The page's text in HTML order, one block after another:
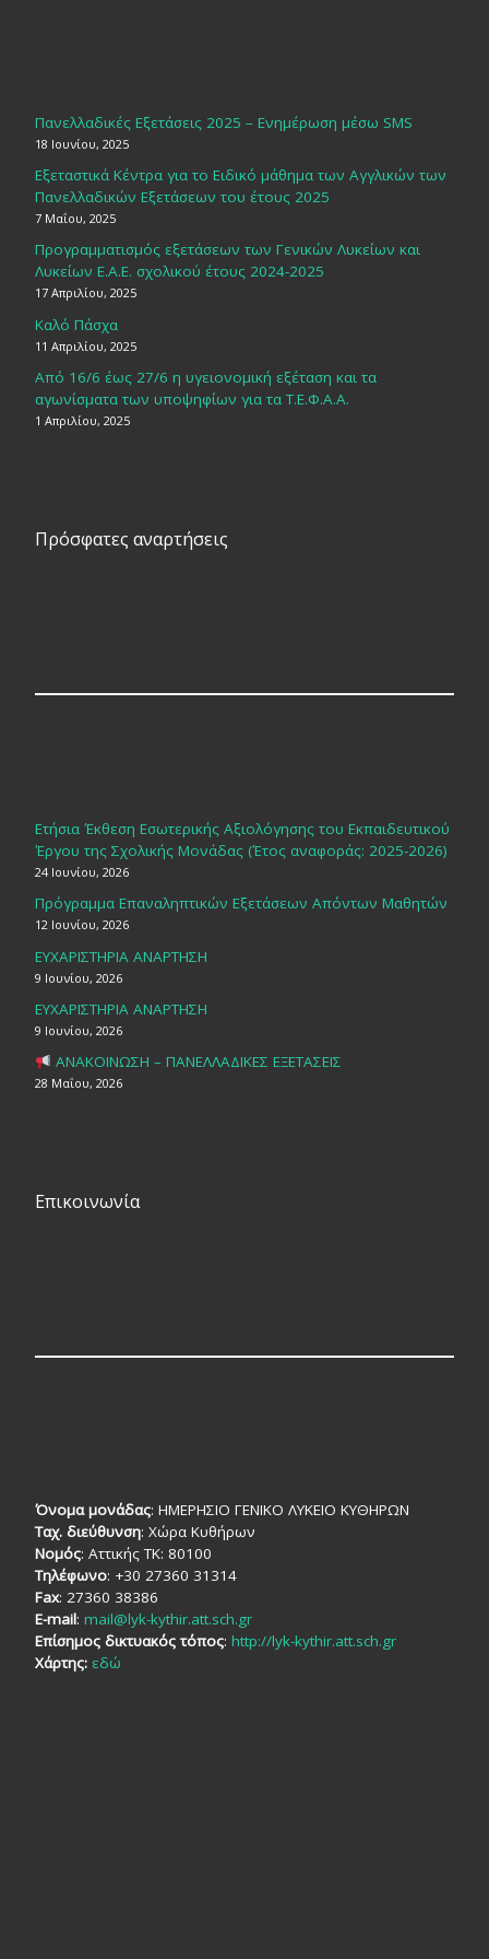
Πανελλαδικές Εξετάσεις 2025 – Ενημέρωση μέσω SMS
18 Ιουνίου, 2025
Εξεταστικά Κέντρα για το Ειδικό μάθημα των Αγγλικών των
Πανελλαδικών Εξετάσεων του έτους 2025
7 Μαΐου, 2025
Προγραμματισμός εξετάσεων των Γενικών Λυκείων και
Λυκείων Ε.Α.Ε. σχολικού έτους 2024-2025
17 Απριλίου, 2025
Καλό Πάσχα
11 Απριλίου, 2025
Από 16/6 έως 27/6 η υγειονομική εξέταση και τα
αγωνίσματα των υποψηφίων για τα Τ.Ε.Φ.Α.Α.
1 Απριλίου, 2025
Πρόσφατες αναρτήσεις
Ετήσια Έκθεση Εσωτερικής Αξιολόγησης του Εκπαιδευτικού
Έργου της Σχολικής Μονάδας (Έτος αναφοράς: 2025-2026)
24 Ιουνίου, 2026
Πρόγραμμα Επαναληπτικών Εξετάσεων Απόντων Μαθητών
12 Ιουνίου, 2026
ΕΥΧΑΡΙΣΤΗΡΙΑ ΑΝΑΡΤΗΣΗ
9 Ιουνίου, 2026
ΕΥΧΑΡΙΣΤΗΡΙΑ ΑΝΑΡΤΗΣΗ
9 Ιουνίου, 2026
ΑΝΑΚΟΙΝΩΣΗ – ΠΑΝΕΛΛΑΔΙΚΕΣ ΕΞΕΤΑΣΕΙΣ
28 Μαΐου, 2026
Επικοινωνία
Όνομα μονάδας: ΗΜΕΡΗΣΙΟ ΓΕΝΙΚΟ ΛΥΚΕΙΟ ΚΥΘΗΡΩΝ
Ταχ. διεύθυνση: Χώρα Κυθήρων
Νομός: Αττικής TK: 80100
Τηλέφωνο: +30 27360 31314
Fax: 27360 38386
E-mail: mail@lyk-kythir.att.sch.gr
Επίσημος δικτυακός τόπος: http://lyk-kythir.att.sch.gr
Χάρτης: εδώ